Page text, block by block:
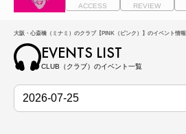
ACCESS REVIEW
大阪・心斎橋（ミナミ）のクラブ【PINK（ピンク）】のイベント情
EVENTS LIST
CLUB（クラブ）のイベント一覧